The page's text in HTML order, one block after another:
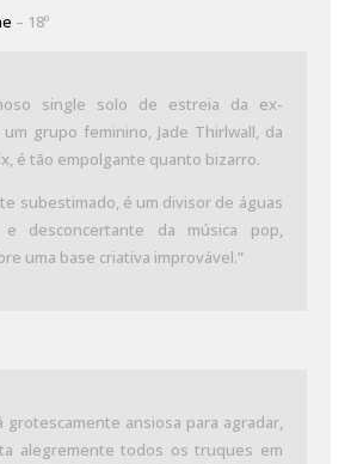
– 18º
single solo de estreia da ex-
grupo feminino, Jade Thirlwall, da
é tão empolgante quanto bizarro.
subestimado, é um divisor de águas
e desconcertante da música pop,
uma base criativa improvável.”
grotescamente ansiosa para agradar,
alegremente todos os truques em